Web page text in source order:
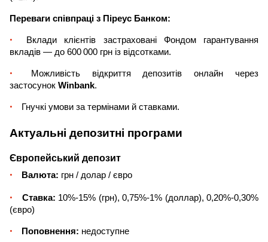
Переваги співпраці з Піреус Банком:
Вклади клієнтів застраховані Фондом гарантування
вкладів — до 600 000 грн із відсотками.
Можливість відкриття депозитів онлайн через
застосунок Winbank.
Гнучкі умови за термінами й ставками.
Актуальні депозитні програми
Європейський депозит
Валюта: грн / долар / євро
Ставка: 10%-15% (грн), 0,75%-1% (доллар), 0,20%-0,30%
(євро)
Поповнення: недоступне